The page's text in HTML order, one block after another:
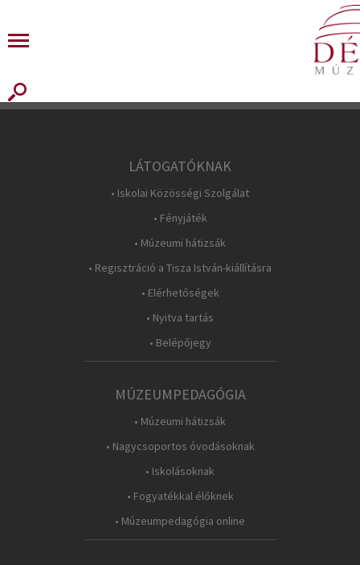
LÁTOGATÓKNAK
• Iskolai Közösségi Szolgálat
• Fényjáték
• Múzeumi hátizsák
• Regisztráció a Tisza István-kiállításra
• Elérhetőségek
• Nyitva tartás
• Belépőjegy
MÚZEUMPEDAGÓGIA
• Múzeumi hátizsák
• Nagycsoportos óvodásoknak
• Iskolásoknak
• Fogyatékkal élőknek
• Múzeumpedagógia online